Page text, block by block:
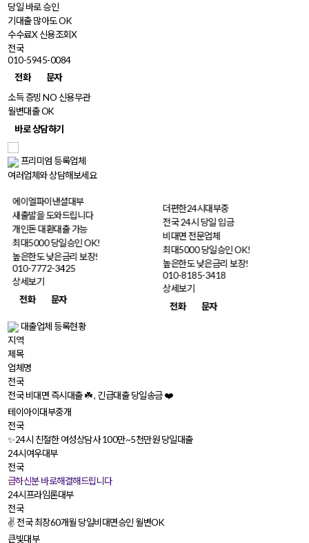
당일 바로 승인
기대출 많아도 OK
수수료X 신용조회X
전국
010-5945-0084
전화
문자
소득 증빙 NO 신용무관
월변대출 OK
바로 상담하기
프리미엄 등록업체
여러업체와상담해보세요
에이엘파이낸셜대부
새출발을 도와드립니다
개인돈 대환대출 가능
최대5000 당일승인 OK!
높은한도 낮은금리 보장!
010-7772-3425
상세보기
전화
문자
더편한24시대부중
전국 24시 당일 입금
비대면 전문업체
최대5000 당일승인 OK!
높은한도 낮은금리 보장!
010-8185-3418
상세보기
전화
문자
대출업체 등록현황
지역
제목
업체명
전국
전국 비대면 즉시대출 ☘️ , 긴급대출 당일송금 ❤️
테이아이대부중개
전국
✨24시 친절한 여성상담사 100만~5천만원 당일대출
24시여우대부
전국
‼️급하신분 바로해결해드립니다‼️
24시프라임론대부
전국
✌️ 전국 최장60개월 당일비대면승인 월변OK
큰빛대부